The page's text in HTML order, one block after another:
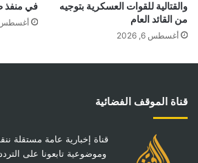
والقتالية للقوات العسكرية بتوجيه
من القائد العام
أغسطس 6, 2026
في منفذ
أغسطس 6,
قناة الموقف الفضائية
قناة إخبارية عامة مستقلة